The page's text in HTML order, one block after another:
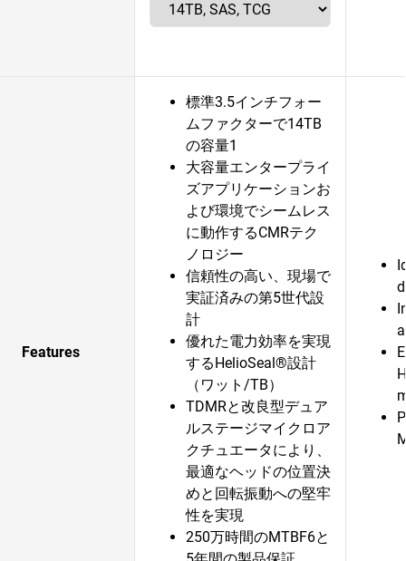
Features
標準3.5インチフォー
ムファクターで14TB
の容量1
大容量エンタープライ
ズアプリケーションお
よび環境でシームレス
に動作するCMRテク
ノロジー
信頼性の高い、現場で
実証済みの第5世代設
計
優れた電力効率を実現
するHelioSeal®設計
（ワット/TB）
TDMRと改良型デュア
ルステージマイクロア
クチュエータにより、
最適なヘッドの位置決
めと回転振動への堅牢
性を実現
250万時間のMTBF6と